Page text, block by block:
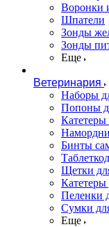
Воронки
Шпатели
Зонды
Зонды
Еще
Ветеринария
Наборы
Попоны
Бинты
Щетки
Катетеры
Пеленки
Сумки
Еще